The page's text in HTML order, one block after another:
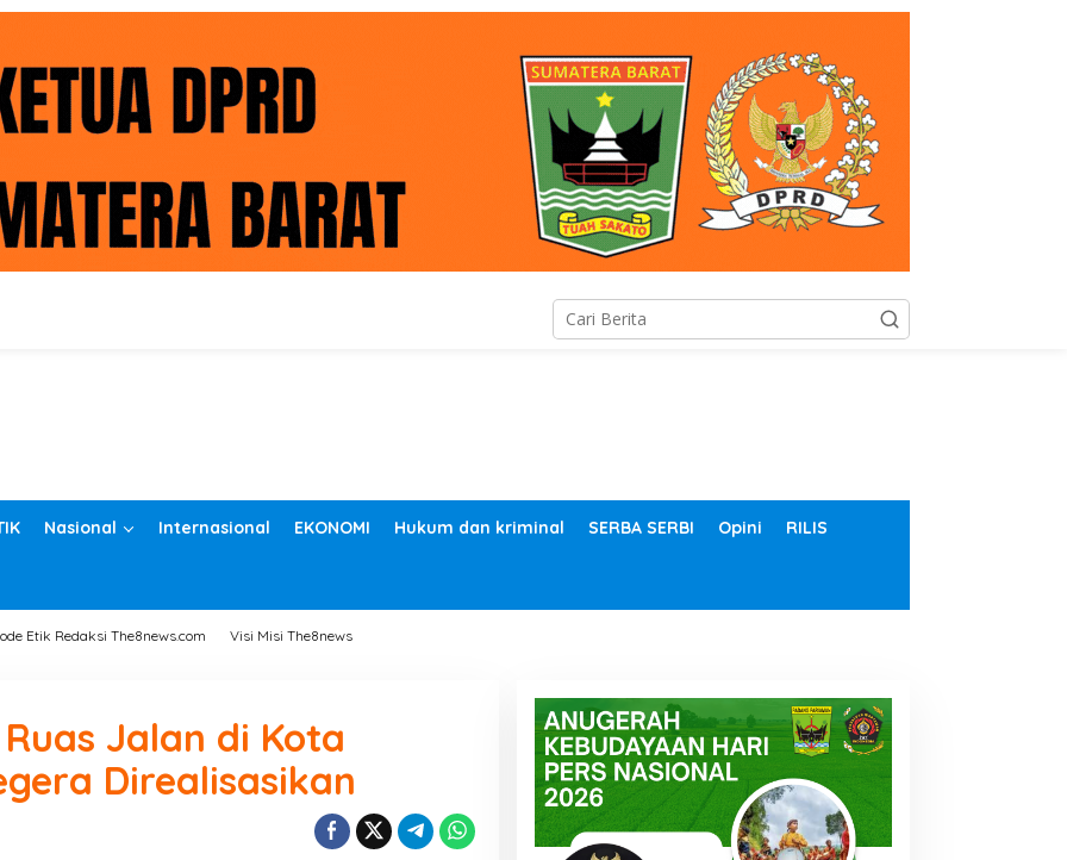
Nasional Internasional EKONOMI Hukum dan kriminal SERBA SERBI Opini RILIS
Etik Redaksi The8news.com Visi Misi The8news
Jalan di Kota
Direalisasikan